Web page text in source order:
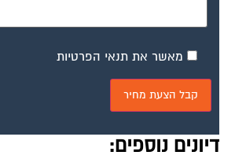
דיונים נוספים: